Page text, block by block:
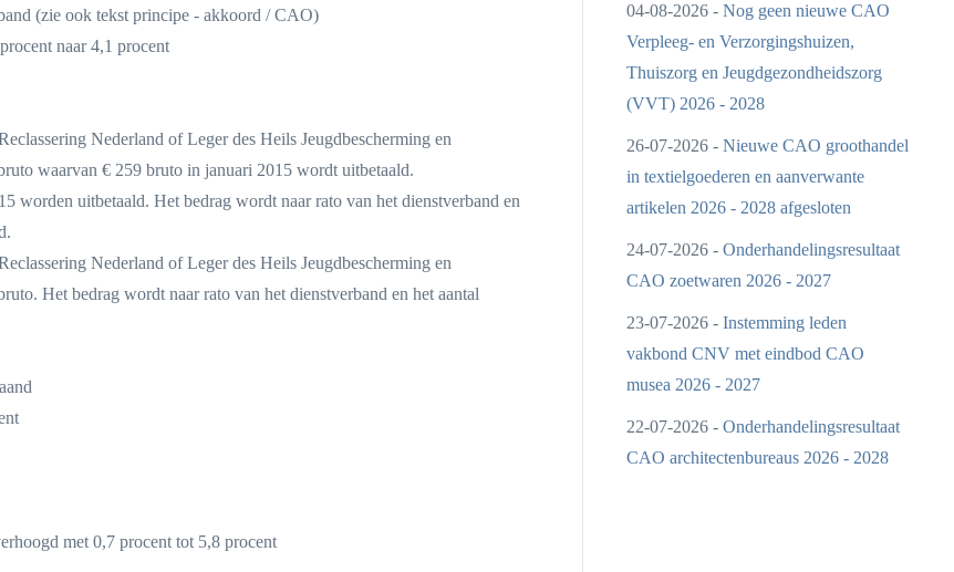
(zie ook tekst principe - akkoord / CAO)
naar 4,1 procent
Nederland of Leger des Heils Jeugdbescherming en
waarvan € 259 bruto in januari 2015 wordt uitbetaald.
worden uitbetaald. Het bedrag wordt naar rato van het dienstverband en
Nederland of Leger des Heils Jeugdbescherming en
Het bedrag wordt naar rato van het dienstverband en het aantal
met 0,7 procent tot 5,8 procent
04-08-2026 - Nog geen nieuwe CAO
Verpleeg- en Verzorgingshuizen,
Thuiszorg en Jeugdgezondheidszorg
(VVT) 2026 - 2028
26-07-2026 - Nieuwe CAO groothandel
in textielgoederen en aanverwante
artikelen 2026 - 2028 afgesloten
24-07-2026 - Onderhandelingsresultaat
CAO zoetwaren 2026 - 2027
23-07-2026 - Instemming leden
vakbond CNV met eindbod CAO
musea 2026 - 2027
22-07-2026 - Onderhandelingsresultaat
CAO architectenbureaus 2026 - 2028